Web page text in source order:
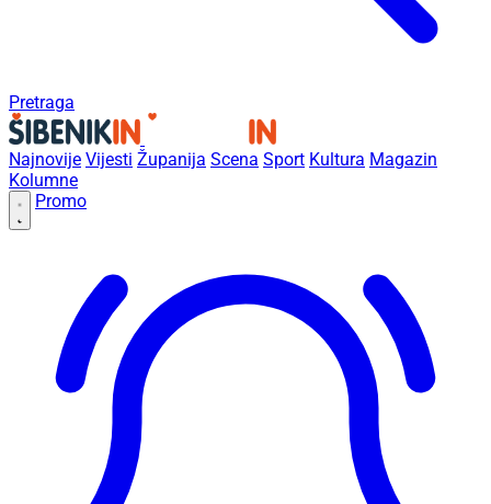
Pretraga
Najnovije Vijesti Županija Scena Sport Kultura Magazin
Kolumne
Promo